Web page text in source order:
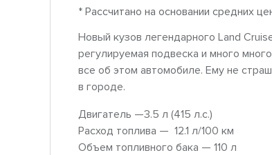
* Рассчитано на основании средних
Новый кузов легендарного Land
регулируемая подвеска и много
все об этом автомобиле. Ему не
в городе.
Двигатель —3.5 л (415 л.с.)
Расход топлива — 12.1 л/100 км
Объем топливного бака — 110 л